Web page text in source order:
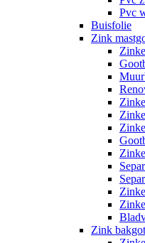
Pvc
Buisfolie
Zink
Zink